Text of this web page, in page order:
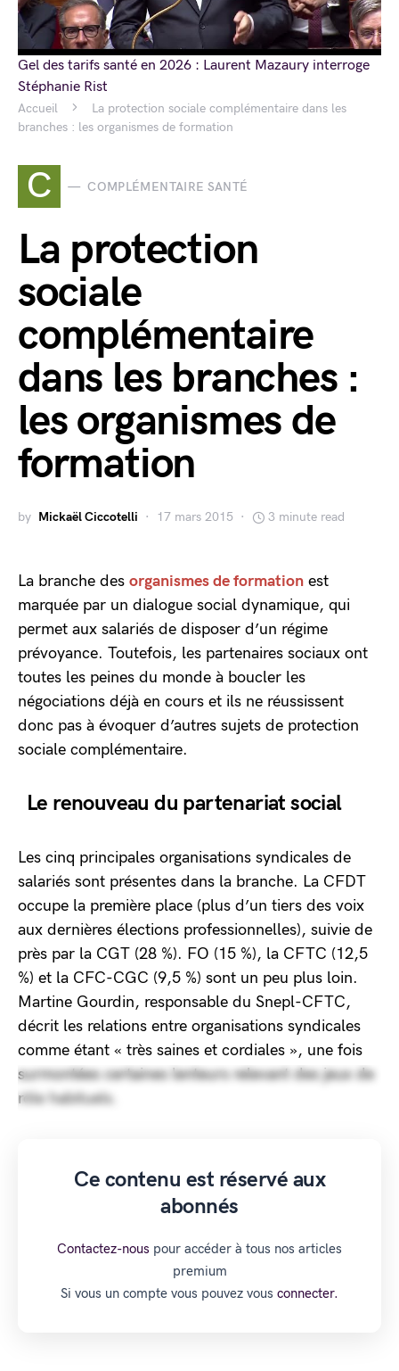
Accueil
La protection sociale complémentaire dans les
branches : les organismes de formation
C COMPLÉMENTAIRE SANTÉ
La protection
sociale
complémentaire
dans les branches :
les organismes de
formation
by Mickaël Ciccotelli 17 mars 2015 3 minute read
La branche des organismes de formation est
marquée par un dialogue social dynamique, qui
permet aux salariés de disposer d’un régime
prévoyance. Toutefois, les partenaires sociaux ont
toutes les peines du monde à boucler les
négociations déjà en cours et ils ne réussissent
donc pas à évoquer d’autres sujets de protection
sociale complémentaire.
Le renouveau du partenariat social
Les cinq principales organisations syndicales de
salariés sont présentes dans la branche. La CFDT
occupe la première place (plus d’un tiers des voix
aux dernières élections professionnelles), suivie de
près par la CGT (28 %). FO (15 %), la CFTC (12,5
%) et la CFC-CGC (9,5 %) sont un peu plus loin.
Martine Gourdin, responsable du Snepl-CFTC,
décrit les relations entre organisations syndicales
comme étant « très saines et cordiales », une fois
surmontées certaines lenteurs relevant des jeux de
rôle habituels.
Ce contenu est réservé aux
abonnés
Contactez-nous pour accéder à tous nos articles
premium
Si vous un compte vous pouvez vous connecter.
Gel des tarifs santé en 2026 : Laurent Mazaury interroge
Stéphanie Rist